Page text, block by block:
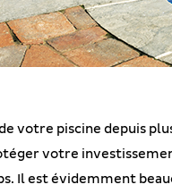
votre piscine depuis
votre
Il est évidemment